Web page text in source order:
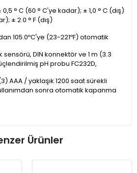
0,5 ° C (60 ° C'ye kadar); ± 1,0 ° C (dış)
± 2.0 ° F (dış)
105.0ºC'ye (23-221ºF) otomatik
sensörü, DIN konnektör ve 1 m (3.3
pH probu FC232D,
AAA / yaklaşık 1200 saat sürekli
sonra otomatik kapanma
Ürünler